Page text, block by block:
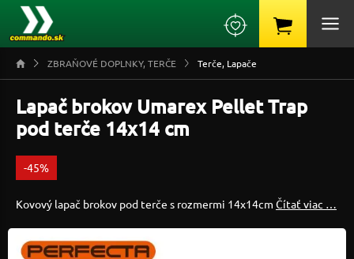
ZBRAŇOVÉ DOPLNKY, TERČE Terče, Lapače
Lapač brokov Umarex Pellet Trap
pod terče 14x14 cm
-45%
Kovový lapač brokov pod terče s rozmermi 14x14cm Čítať viac …